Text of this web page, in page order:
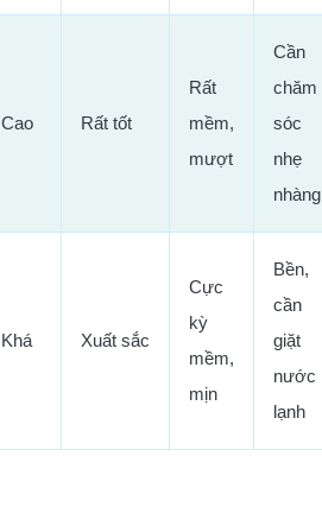
Cao Rất tốt
Rất
mềm,
mượt
Cần
chăm
sóc
nhẹ
nhàng
Khá Xuất sắc
Cực
kỳ
mềm,
mịn
Bền,
cần
giặt
nước
lạnh